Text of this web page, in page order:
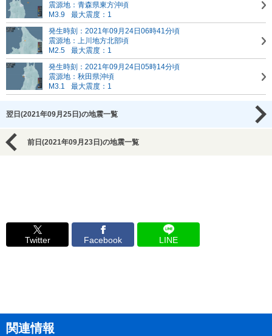
震源地：青森県東方沖頃
M3.9
最大震度：1
発生時刻：2021年09月24日06時41分頃
震源地：上川地方北部頃
M2.5
最大震度：1
発生時刻：2021年09月24日05時14分頃
震源地：秋田県沖頃
M3.1
最大震度：1
翌日(2021年09月25日)の地震一覧
前日(2021年09月23日)の地震一覧
Twitter Facebook LINE
関連情報